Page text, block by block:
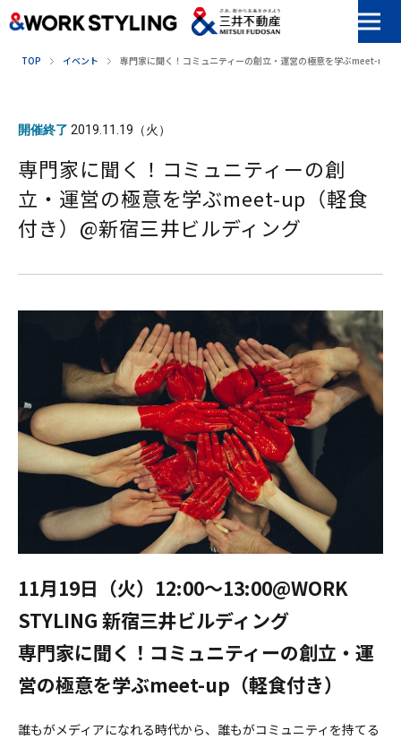
TOP イベント 専門家に聞く！コミュニティーの創立・運営の極意を学ぶmeet-up
開催終了 2019.11.19（火）
専門家に聞く！コミュニティーの創
立・運営の極意を学ぶmeet-up（軽食
付き）@新宿三井ビルディング
11月19日（火）12:00〜13:00@WORK
STYLING 新宿三井ビルディング
専門家に聞く！コミュニティーの創立・運
営の極意を学ぶmeet-up（軽食付き）
誰もがメディアになれる時代から、誰もがコミュニティを持てる